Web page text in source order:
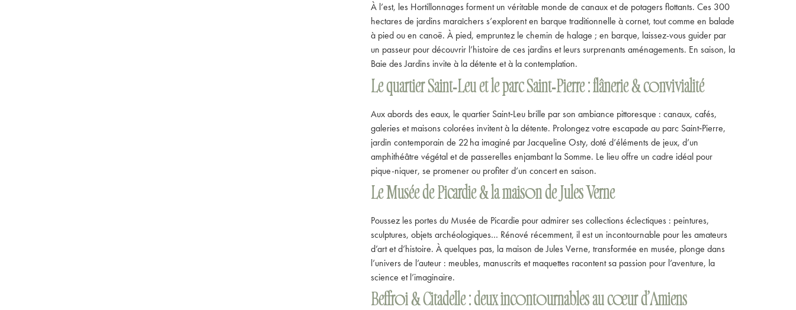
À l’est, les Hortillonnages forment un véritable monde de canaux et de potagers flottants. Ces 300
hectares de jardins maraîchers s’explorent en barque traditionnelle à cornet, tout comme en balade
à pied ou en canoë. À pied, empruntez le chemin de halage ; en barque, laissez-vous guider par
un passeur pour découvrir l’histoire de ces jardins et leurs surprenants aménagements. En saison, la
Baie des Jardins invite à la détente et à la contemplation.
Le quartier Saint‑Leu et le parc Saint‑Pierre : flânerie & convivialité
Aux abords des eaux, le quartier Saint‑Leu brille par son ambiance pittoresque : canaux, cafés,
galeries et maisons colorées invitent à la détente. Prolongez votre escapade au parc Saint‑Pierre,
jardin contemporain de 22 ha imaginé par Jacqueline Osty, doté d’éléments de jeux, d’un
amphithéâtre végétal et de passerelles enjambant la Somme. Le lieu offre un cadre idéal pour
pique-niquer, se promener ou profiter d’un concert en saison.
Le Musée de Picardie & la maison de Jules Verne
Poussez les portes du Musée de Picardie pour admirer ses collections éclectiques : peintures,
sculptures, objets archéologiques… Rénové récemment, il est un incontournable pour les amateurs
d’art et d’histoire. À quelques pas, la maison de Jules Verne, transformée en musée, plonge dans
l’univers de l’auteur : meubles, manuscrits et maquettes racontent sa passion pour l’aventure, la
science et l’imaginaire.
Beffroi & Citadelle : deux incontournables au cœur d’Amiens